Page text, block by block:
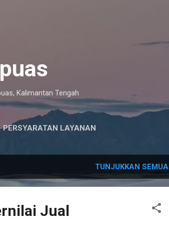
Kalimantan Tengah
PERSYARATAN LAYANAN
TUNJUKKAN SEMUA
Jual